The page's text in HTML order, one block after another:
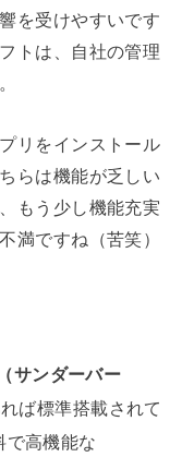
を受けやすいです
トは、自社の管理
リをインストール
らは機能が乏しい
もう少し機能充実
満ですね（苦笑）
サンダーバー
ば標準搭載されて
で高機能な